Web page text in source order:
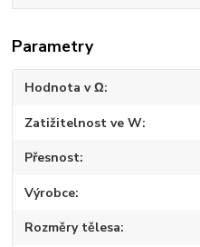
Parametry
Hodnota v Ω
Zatižitelnost ve W
Přesnost
Výrobce
Rozměry tělesa